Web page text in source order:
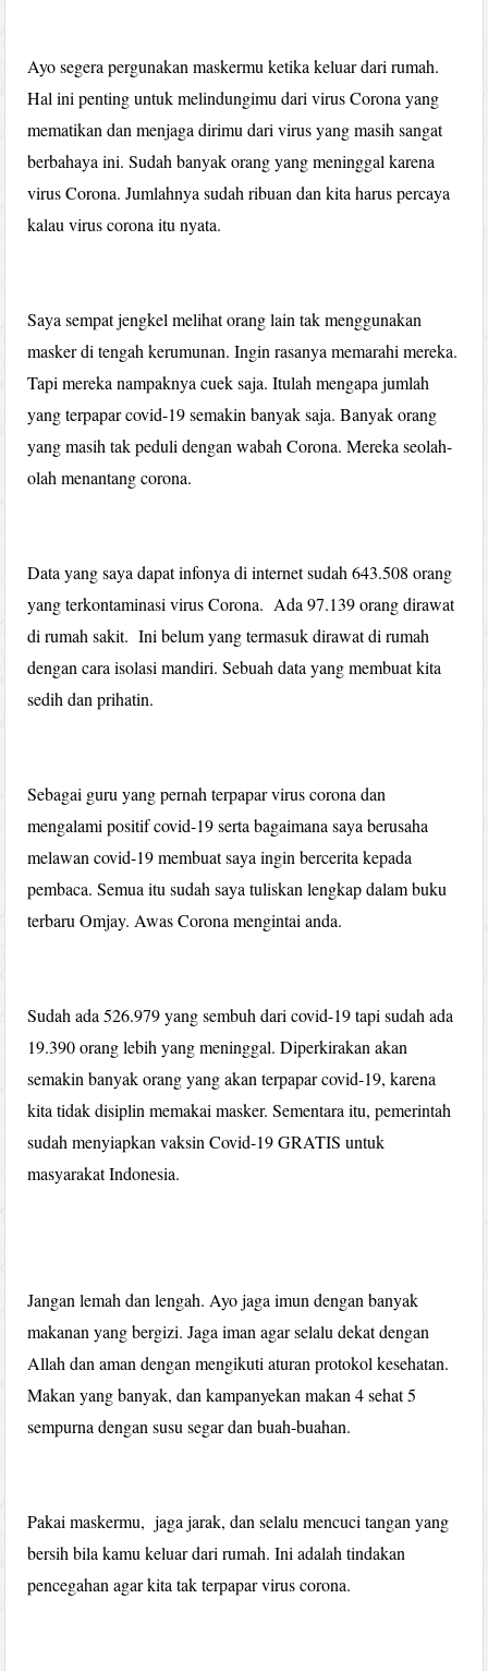
Ayo segera pergunakan maskermu ketika keluar dari rumah.
Hal ini penting untuk melindungimu dari virus Corona yang
mematikan dan menjaga dirimu dari virus yang masih sangat
berbahaya ini. Sudah banyak orang yang meninggal karena
virus Corona. Jumlahnya sudah ribuan dan kita harus percaya
kalau virus corona itu nyata.
Saya sempat jengkel melihat orang lain tak menggunakan
masker di tengah kerumunan. Ingin rasanya memarahi mereka.
Tapi mereka nampaknya cuek saja. Itulah mengapa jumlah
yang terpapar covid-19 semakin banyak saja. Banyak orang
yang masih tak peduli dengan wabah Corona. Mereka seolah-
olah menantang corona.
Data yang saya dapat infonya di internet sudah 643.508 orang
yang terkontaminasi virus Corona. Ada 97.139 orang dirawat
di rumah sakit. Ini belum yang termasuk dirawat di rumah
dengan cara isolasi mandiri. Sebuah data yang membuat kita
sedih dan prihatin.
Sebagai guru yang pernah terpapar virus corona dan
mengalami positif covid-19 serta bagaimana saya berusaha
melawan covid-19 membuat saya ingin bercerita kepada
pembaca. Semua itu sudah saya tuliskan lengkap dalam buku
terbaru Omjay. Awas Corona mengintai anda.
Sudah ada 526.979 yang sembuh dari covid-19 tapi sudah ada
19.390 orang lebih yang meninggal. Diperkirakan akan
semakin banyak orang yang akan terpapar covid-19, karena
kita tidak disiplin memakai masker. Sementara itu, pemerintah
sudah menyiapkan vaksin Covid-19 GRATIS untuk
masyarakat Indonesia.
Jangan lemah dan lengah. Ayo jaga imun dengan banyak
makanan yang bergizi. Jaga iman agar selalu dekat dengan
Allah dan aman dengan mengikuti aturan protokol kesehatan.
Makan yang banyak, dan kampanyekan makan 4 sehat 5
sempurna dengan susu segar dan buah-buahan.
Pakai maskermu, jaga jarak, dan selalu mencuci tangan yang
bersih bila kamu keluar dari rumah. Ini adalah tindakan
pencegahan agar kita tak terpapar virus corona.